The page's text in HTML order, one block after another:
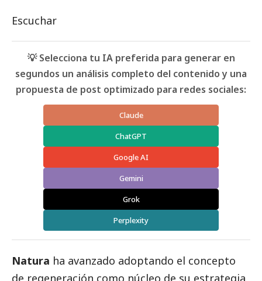
Escuchar
💡 Selecciona tu IA preferida para generar en
segundos un análisis completo del contenido y una
propuesta de post optimizado para redes sociales:
Claude
ChatGPT
Google AI
Gemini
Grok
Perplexity
Natura ha avanzado adoptando el concepto